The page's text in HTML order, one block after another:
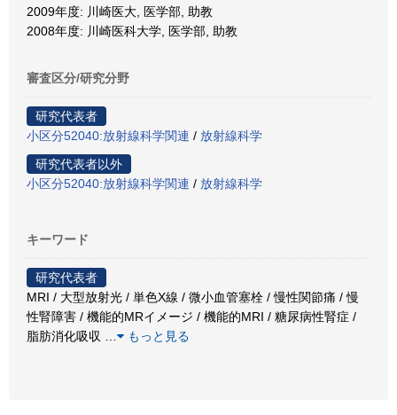
2009年度: 川崎医大, 医学部, 助教
2008年度: 川崎医科大学, 医学部, 助教
審査区分/研究分野
研究代表者
小区分52040:放射線科学関連 / 放射線科学
研究代表者以外
小区分52040:放射線科学関連 / 放射線科学
キーワード
研究代表者
MRI / 大型放射光 / 単色X線 / 微小血管塞栓 / 慢性関節痛 / 慢
性腎障害 / 機能的MRイメージ / 機能的MRI / 糖尿病性腎症 /
脂肪消化吸収
もっと見る